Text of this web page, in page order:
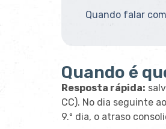
Quando falar
Quando é
Resposta rápida:
CC). No dia seguinte
9.º dia, o atraso